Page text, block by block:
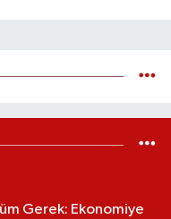
Gerek: Ekonomiye